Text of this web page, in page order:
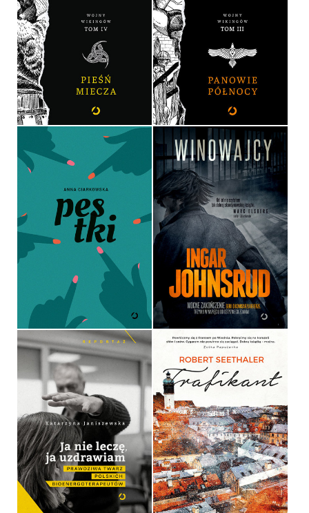
PIEŚŃ MIECZA
BERNARD CORNWELL
OPRAWA TWARDA
54,90 ZŁ
PANOWIE PÓŁNOCY
BERNARD CORNWELL
OPRAWA TWARDA
54,90 ZŁ
PESTKI
ANNA CIARKOWSKA
OPRAWA TWARDA
39,90 ZŁ
WINOWAJCY
INGAR JOHNSRUD
OPRAWA MIĘKKA ZE SKRZYDEŁKAMI
39,90 ZŁ
JA NIE LECZĘ, JA
UZDRAWIAM
KATARZYNA JANISZEWSKA
OPRAWA MIĘKKA ZE SKRZYDEŁKAMI
39,90 ZŁ
TRAFIKANT
ROBERT SEETHALER
OPRAWA TWARDA
39,90 ZŁ